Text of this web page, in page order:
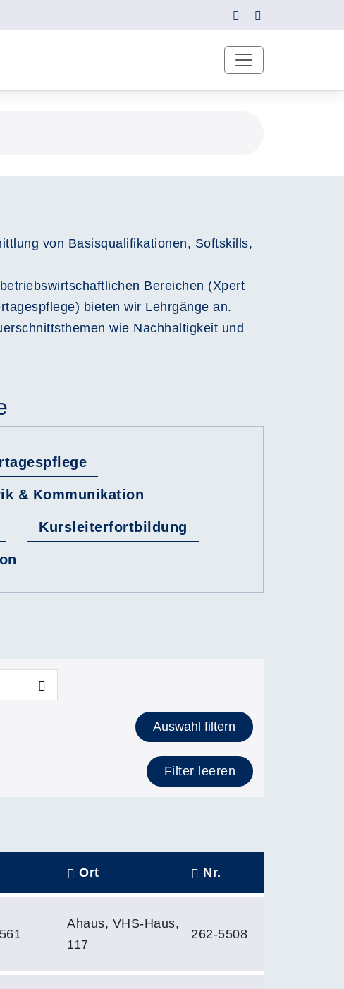
von Basisqualifikationen, Softskills,
Bereichen (Xpert
bieten wir Lehrgänge an.
wie Nachhaltigkeit und
& Kommunikation
Kursleiterfortbildung
Auswahl filtern
Filter leeren
Ort Nr.
Ahaus, VHS-Haus,
117
262-5508